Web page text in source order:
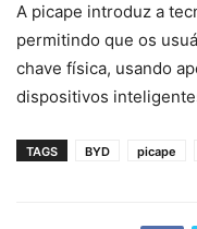
A picape introduz a
permitindo que os
chave física, usando
dispositivos
TAGS BYD picape